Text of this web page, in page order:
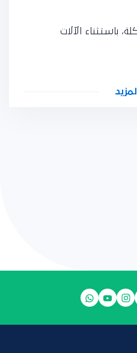
باستثناء الآلات
المزيد